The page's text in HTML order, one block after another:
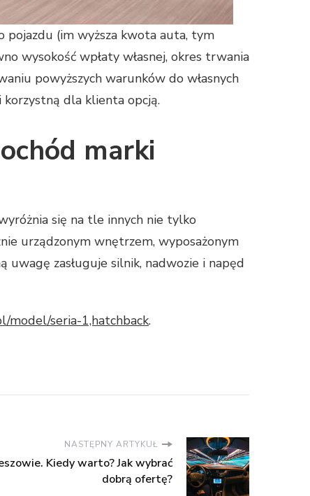
pojazdu (im wyższa kwota auta, tym
wysokość wpłaty własnej, okres trwania
powyższych warunków do własnych
dla klienta opcją.
marki
się na tle innych nie tylko
urządzonym wnętrzem, wyposażonym
zasługuje silnik, nadwozie i napęd
model/seria-1,hatchback.
NASTĘPNY ARTYKUŁ
Kiedy warto? Jak wybrać
dobrą ofertę?